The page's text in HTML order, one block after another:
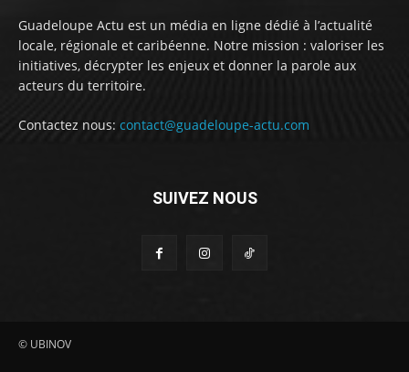
Guadeloupe Actu est un média en ligne dédié à l’actualité
locale, régionale et caribéenne. Notre mission : valoriser les
initiatives, décrypter les enjeux et donner la parole aux
acteurs du territoire.
Contactez nous: contact@guadeloupe-actu.com
SUIVEZ NOUS
© UBINOV